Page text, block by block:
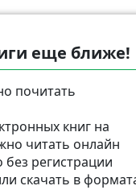
еще ближе!
почитать
книг на
читать онлайн
регистрации
скачать в